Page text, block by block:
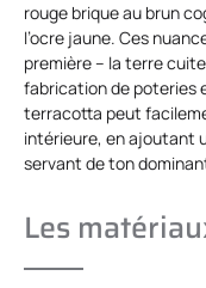
rouge brique au brun
l’ocre jaune. Ces
première – la terre
fabrication de poteries
terracotta peut
intérieure, en ajoutant
servant de ton
Les